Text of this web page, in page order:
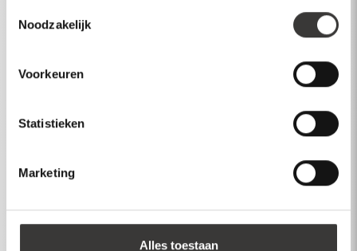
Noodzakelijk
Voorkeuren
Statistieken
Marketing
Alles toestaan
Inspiratie
Account
Dealer login